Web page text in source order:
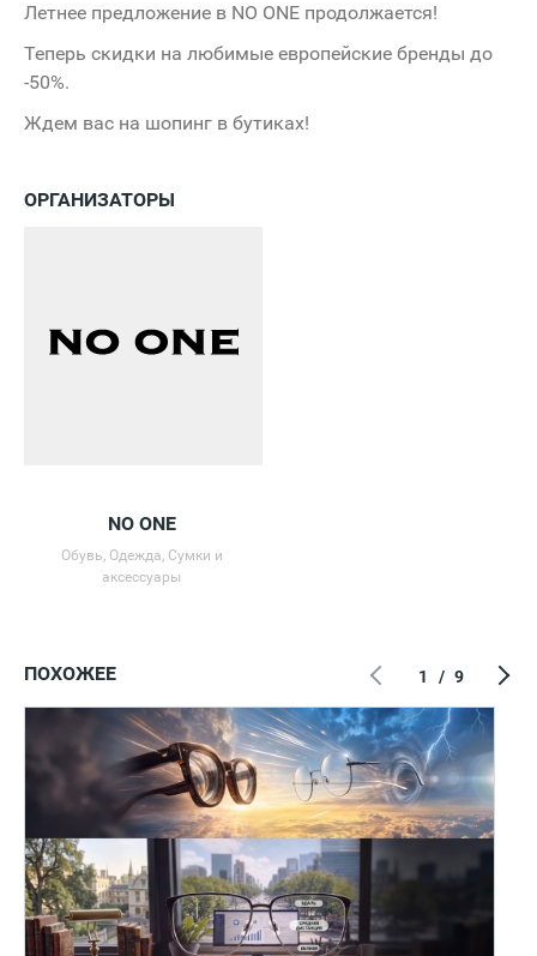
Летнее предложение в NO ONE продолжается!
Теперь скидки на любимые европейские бренды до
-50%.
Ждем вас на шопинг в бутиках!
ОРГАНИЗАТОРЫ
NO ONE
Обувь, Одежда, Сумки и
аксессуары
ПОХОЖЕЕ 1 / 9